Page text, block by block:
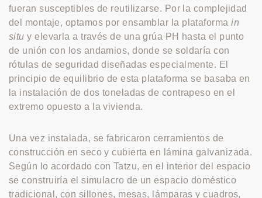
fueran susceptibles de reutilizarse. Por la complejidad
del montaje, optamos por ensamblar la plataformain
situ y elevarla a través de una grúa PH hasta el punto
de unión con los andamios, donde se soldaría con
rótulas de seguridad diseñadas especialmente. El
principio de equilibrio de esta plataforma se basaba en
la instalación de dos toneladas de contrapeso en el
extremo opuesto a la vivienda.
Una vez instalada, se fabricaron cerramientos de
construcción en seco y cubierta en lámina galvanizada.
Según lo acordado con Tatzu, en el interior del espacio
se construiría el simulacro de un espacio doméstico
tradicional, con sillones, mesas, lámparas y cuadros,